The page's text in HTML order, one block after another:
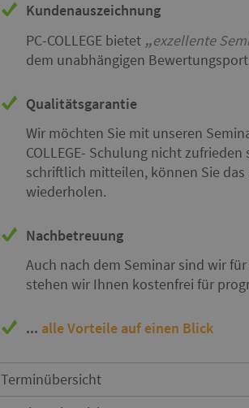
Kundenauszeichnung
PC-COLLEGE bietet
exzellente
dem unabhängigen
Qualitätsgarantie
Wir möchten Sie mit unseren
COLLEGE- Schulung nicht
schriftlich mitteilen, können Sie
wiederholen.
Nachbetreuung
Auch nach dem Seminar sind wir
stehen wir Ihnen kostenfrei für
... alle Vorteile auf einen Blick
Terminübersicht